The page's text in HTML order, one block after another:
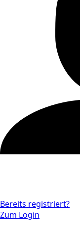
Bereits registriert?
Zum Login